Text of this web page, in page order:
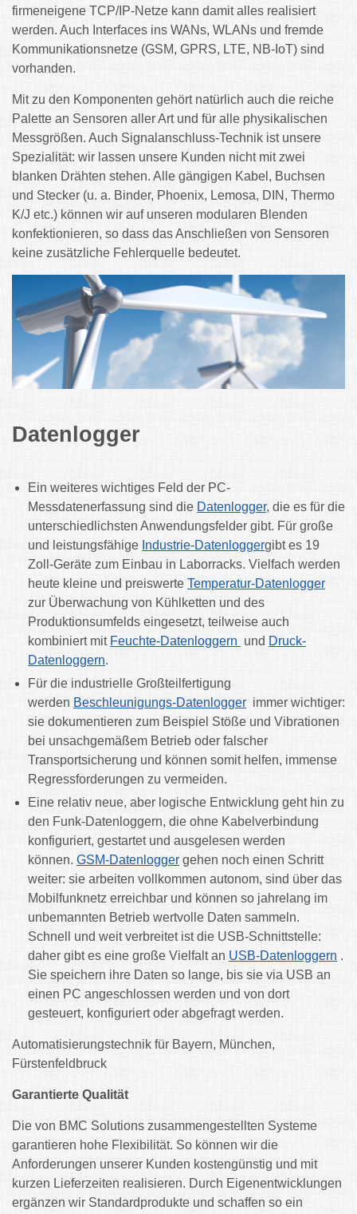
firmeneigene TCP/IP-Netze kann damit alles realisiert
werden. Auch Interfaces ins WANs, WLANs und fremde
Kommunikationsnetze (GSM, GPRS, LTE, NB-IoT) sind
vorhanden.
Mit zu den Komponenten gehört natürlich auch die reiche
Palette an Sensoren aller Art und für alle physikalischen
Messgrößen. Auch Signalanschluss-Technik ist unsere
Spezialität: wir lassen unsere Kunden nicht mit zwei
blanken Drähten stehen. Alle gängigen Kabel, Buchsen
und Stecker (u. a. Binder, Phoenix, Lemosa, DIN, Thermo
K/J etc.) können wir auf unseren modularen Blenden
konfektionieren, so dass das Anschließen von Sensoren
keine zusätzliche Fehlerquelle bedeutet.
Datenlogger
Ein weiteres wichtiges Feld der PC-
Messdatenerfassung sind die Datenlogger, die es für die
unterschiedlichsten Anwendungsfelder gibt. Für große
und leistungsfähige Industrie-Datenloggergibt es 19
Zoll-Geräte zum Einbau in Laborracks. Vielfach werden
heute kleine und preiswerte Temperatur-Datenlogger
zur Überwachung von Kühlketten und des
Produktionsumfelds eingesetzt, teilweise auch
kombiniert mit Feuchte-Datenloggern und Druck-
Datenloggern.
Für die industrielle Großteilfertigung
werden Beschleunigungs-Datenlogger immer wichtiger:
sie dokumentieren zum Beispiel Stöße und Vibrationen
bei unsachgemäßem Betrieb oder falscher
Transportsicherung und können somit helfen, immense
Regressforderungen zu vermeiden.
Eine relativ neue, aber logische Entwicklung geht hin zu
den Funk-Datenloggern, die ohne Kabelverbindung
konfiguriert, gestartet und ausgelesen werden
können. GSM-Datenlogger gehen noch einen Schritt
weiter: sie arbeiten vollkommen autonom, sind über das
Mobilfunknetz erreichbar und können so jahrelang im
unbemannten Betrieb wertvolle Daten sammeln.
Schnell und weit verbreitet ist die USB-Schnittstelle:
daher gibt es eine große Vielfalt an USB-Datenloggern .
Sie speichern ihre Daten so lange, bis sie via USB an
einen PC angeschlossen werden und von dort
gesteuert, konfiguriert oder abgefragt werden.
Automatisierungstechnik für Bayern, München,
Fürstenfeldbruck
Garantierte Qualität
Die von BMC Solutions zusammengestellten Sys­teme
garantieren hohe Flexibilität. So können wir die
Anforderungen unserer Kunden kostengünstig und mit
kurzen Lieferzeiten realisieren. Durch Eigenentwicklungen
ergänzen wir Standardprodukte und schaffen so ein